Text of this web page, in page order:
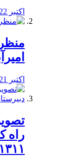
اکتبر 22, 2019
اکتبر 21, 2019
راه
۱۳۱۱ه ش